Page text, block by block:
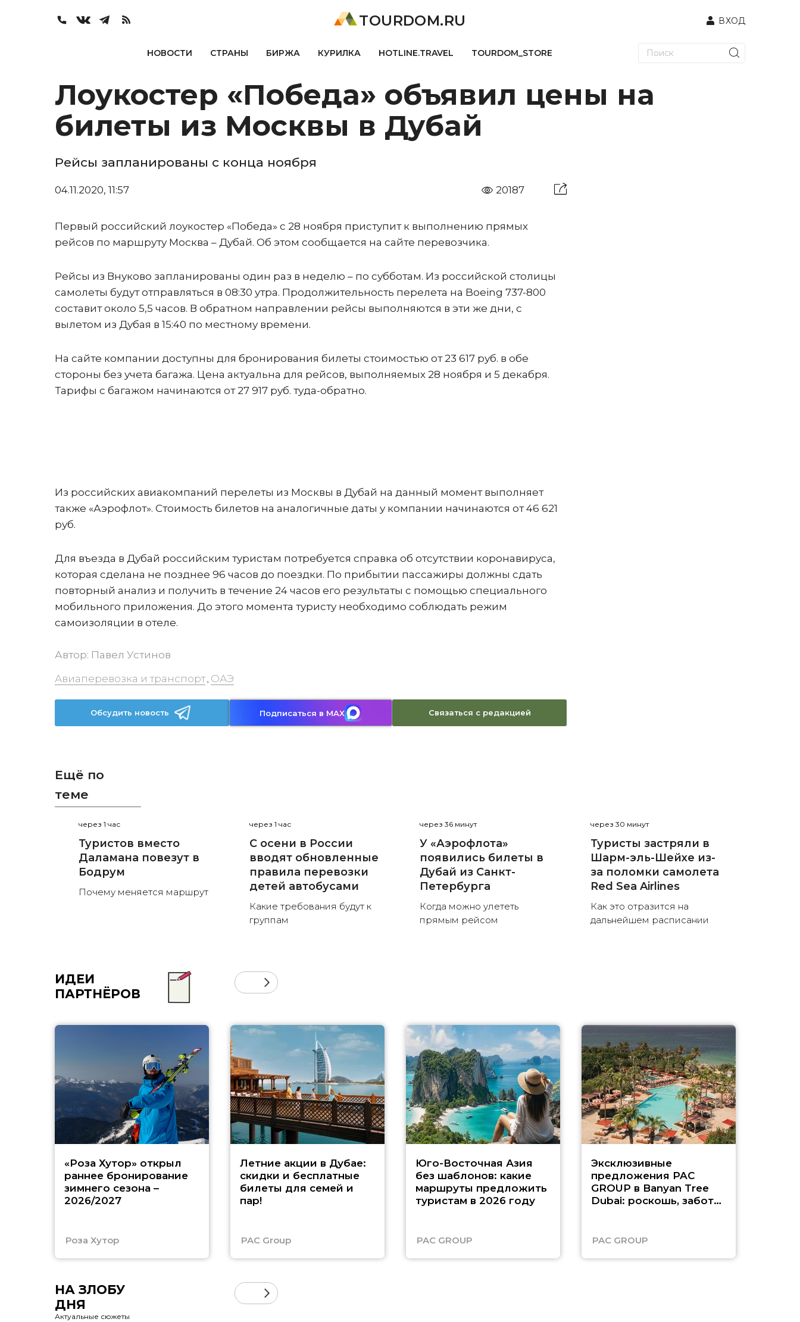
TOURDOM.RU ВХОД
НОВОСТИ СТРАНЫ БИРЖА КУРИЛКА HOTLINE.TRAVEL TOURDOM_STORE
Лоукостер «Победа» объявил цены на
билеты из Москвы в Дубай
Рейсы запланированы с конца ноября
04.11.2020, 11:57 20187
Первый российский лоукостер «Победа» с 28 ноября приступит к выполнению прямых
рейсов по маршруту Москва – Дубай. Об этом сообщается на сайте перевозчика.
Рейсы из Внуково запланированы один раз в неделю – по субботам. Из российской столицы
самолеты будут отправляться в 08:30 утра. Продолжительность перелета на Boeing 737-800
составит около 5,5 часов. В обратном направлении рейсы выполняются в эти же дни, с
вылетом из Дубая в 15:40 по местному времени.
На сайте компании доступны для бронирования билеты стоимостью от 23 617 руб. в обе
стороны без учета багажа. Цена актуальна для рейсов, выполняемых 28 ноября и 5 декабря.
Тарифы с багажом начинаются от 27 917 руб. туда-обратно.
Из российских авиакомпаний перелеты из Москвы в Дубай на данный момент выполняет
также «Аэрофлот». Стоимость билетов на аналогичные даты у компании начинаются от 46 621
руб.
Для въезда в Дубай российским туристам потребуется справка об отсутствии коронавируса,
которая сделана не позднее 96 часов до поездки. По прибытии пассажиры должны сдать
повторный анализ и получить в течение 24 часов его результаты с помощью специального
мобильного приложения. До этого момента туристу необходимо соблюдать режим
самоизоляции в отеле.
Автор: Павел Устинов
Авиаперевозка и транспорт, ОАЭ
Обсудить новость Подписаться в MAX Связаться с редакцией
Ещё по
теме
через 1 час
Туристов вместо
Даламана повезут в
Бодрум
Почему меняется маршрут
через 1 час
С осени в России
вводят обновленные
правила перевозки
детей автобусами
Какие требования будут к
группам
через 36 минут
У «Аэрофлота»
появились билеты в
Дубай из Санкт-
Петербурга
Когда можно улететь
прямым рейсом
через 30 минут
Туристы застряли в
Шарм-эль-Шейхе из-
за поломки самолета
Red Sea Airlines
Как это отразится на
дальнейшем расписании
ИДЕИ
ПАРТНЁРОВ
«Роза Хутор» открыл
раннее бронирование
зимнего сезона –
2026/2027
Роза Хутор
Летние акции в Дубае:
скидки и бесплатные
билеты для семей и
пар!
PAC Group
Юго-Восточная Азия
без шаблонов: какие
маршруты предложить
туристам в 2026 году
PAC GROUP
Эксклюзивные
предложения PAC
GROUP в Banyan Tree
Dubai: роскошь, забота
PAC GROUP
НА ЗЛОБУ
ДНЯ
Актуальные сюжеты